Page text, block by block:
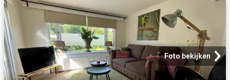
Foto bekijken